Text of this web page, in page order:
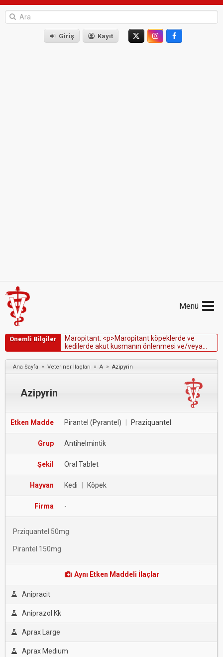
Giriş Kayıt
Menü
Önemli Bilgiler Maropitant: <p>Maropitant köpekerde ve
kedi erde akut kusmanın ön enmesi ve/veya
tedavisiveharekethastalığınabağlıkusmanın
önlenmesiiçinkullanılır.</p>
Ana Sayfa » Veteriner İlaçları » A » Azipyrin
Azipyrin
Etken Madde Pirantel (Pyrantel) Praziquantel
Grup Antihelmintik
Şekil Oral Tablet
Hayvan Kedi Köpek
Firma -
Prziquantel 50mg
Pirantel 150mg
Aynı Etken Maddeli İlaçlar
Anipracit
Aniprazol Kk
Aprax Large
Aprax Medıum